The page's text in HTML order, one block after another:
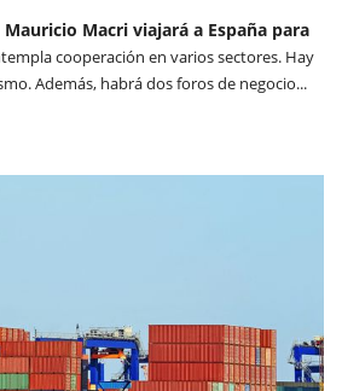
Macri viajará a España para
cooperación en varios sectores. Hay
Además, habrá dos foros de negocio...